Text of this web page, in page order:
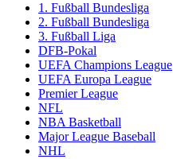
1. Fußball Bundesliga
2. Fußball Bundesliga
3. Fußball Liga
DFB-Pokal
UEFA Champions League
UEFA Europa League
Premier League
NFL
NBA Basketball
Major League Baseball
NHL